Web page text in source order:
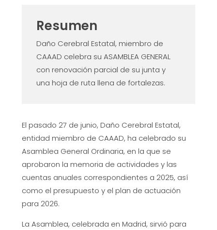
Resumen
Daño Cerebral Estatal, miembro de
CAAAD celebra su ASAMBLEA GENERAL
con renovación parcial de su junta y
una hoja de ruta llena de fortalezas.
El pasado 27 de junio, Daño Cerebral Estatal,
entidad miembro de CAAAD, ha celebrado su
Asamblea General Ordinaria, en la que se
aprobaron la memoria de actividades y las
cuentas anuales correspondientes a 2025, así
como el presupuesto y el plan de actuación
para 2026.
La Asamblea, celebrada en Madrid, sirvió para